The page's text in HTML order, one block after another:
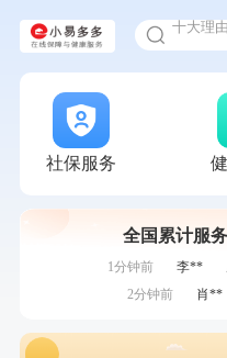
甲状腺
社保服务
全国累计服
7分钟前 毛**
购买了汤臣倍
7分钟前
刚刚
购买了汤臣倍健
购买了汤臣倍
1分钟前
李**
2分钟前
肖**
毛**